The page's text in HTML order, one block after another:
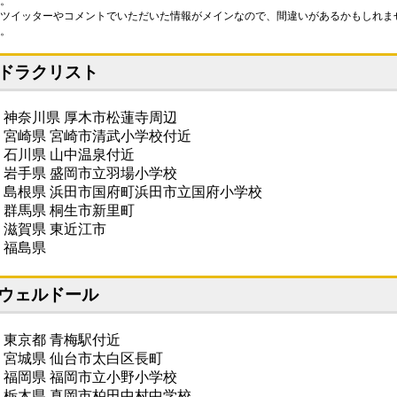
ツイッターやコメントでいただいた情報がメインなので、間違いがあるかもしれま
ドラクリスト
神奈川県 厚木市松蓮寺周辺
宮崎県 宮崎市清武小学校付近
石川県 山中温泉付近
岩手県 盛岡市立羽場小学校
島根県 浜田市国府町浜田市立国府小学校
群馬県 桐生市新里町
滋賀県 東近江市
福島県
ウェルドール
東京都 青梅駅付近
宮城県 仙台市太白区長町
福岡県 福岡市立小野小学校